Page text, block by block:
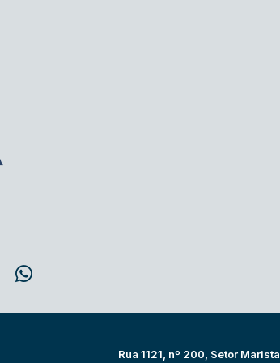
Rua 1121, nº 200, Setor Marista